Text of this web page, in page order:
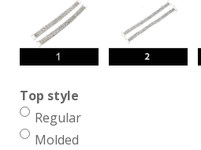
Top style
Regular
Molded